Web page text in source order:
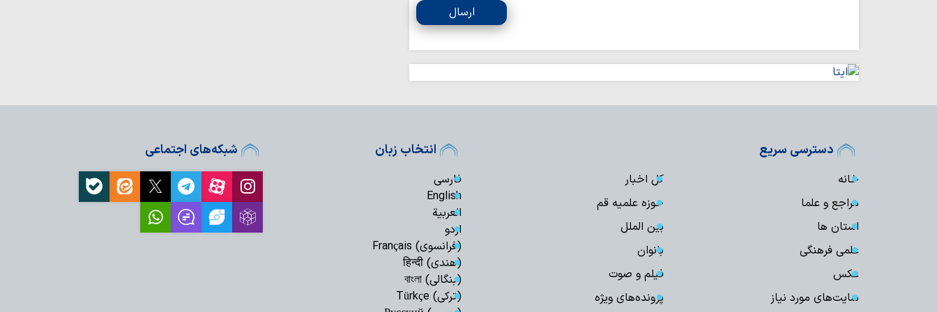
ارسال
برگزاری اربعین حسینی در بنگال غربی
شیخ الجعید: تقریب سوریه و حزب‌الله،
گامی مبارک در مسیر وحدت امت اسلامی…
کرامت انسانی؛ حلقه مفقوده حقوق بشر
آیا کاروان اسیران در اربعین حسینی به
پیوند قصاص و جهاد در کلام
امیرالمؤمنین(ع)؛ واکاوی مفهوم انتقام در…
دسترسی سریع
خانه
کل اخبار
مراجع و علما
حوزه علمیه قم
استان ها
بین الملل
علمی فرهنگی
بانوان
عکس
فیلم و صوت
سایت‌های مورد نیاز
پرونده‌های ویژه
انتخاب زبان
فارسی
English
العربیة
اردو
(فرانسوی) Français
(هندی) हिन्दी
(بنگالی) বাংলা
(ترکی) Türkçe
شبکه‌های اجتماعی